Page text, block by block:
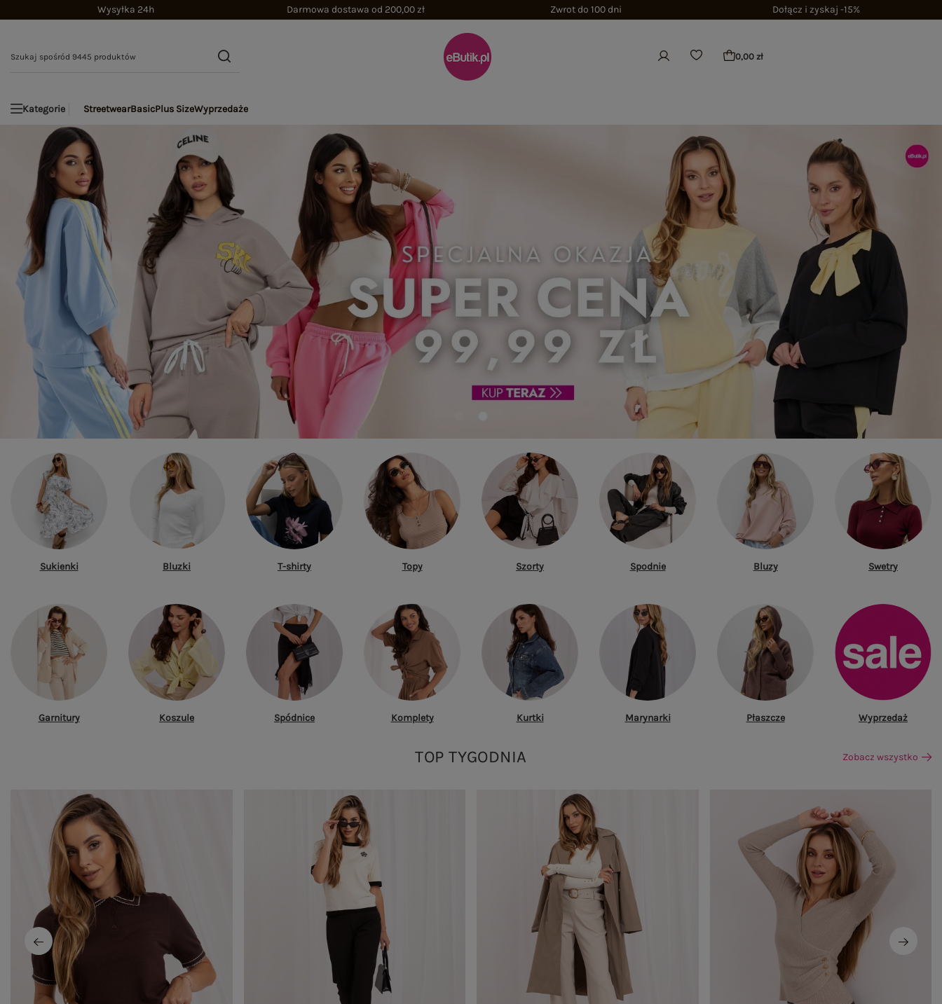
Wysyłka 24h Darmowa dostawa od 200,00 zł Zwrot do 100 dni Dołącz i zyskaj -15%
0,00 zł
Kategorie StreetwearBasicPlus SizeWyprzedaże
Sukienki Bluzki T-shirty Topy Szorty Spodnie Bluzy Swetry
Garnitury Koszule Spódnice Komplety Kurtki Marynarki Płaszcze Wyprzedaż
TOP TYGODNIA Zobacz wszystko